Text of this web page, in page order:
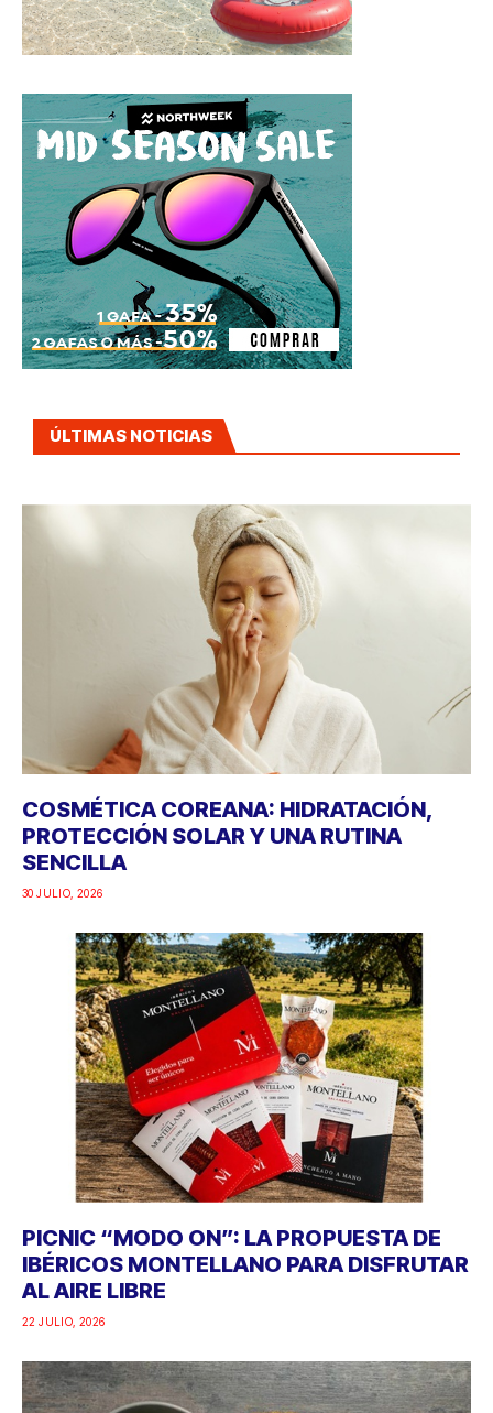
ÚLTIMAS NOTICIAS
COSMÉTICA COREANA: HIDRATACIÓN,
PROTECCIÓN SOLAR Y UNA RUTINA
SENCILLA
30 JULIO, 2026
PICNIC “MODO ON”: LA PROPUESTA DE
IBÉRICOS MONTELLANO PARA DISFRUTAR
AL AIRE LIBRE
22 JULIO, 2026